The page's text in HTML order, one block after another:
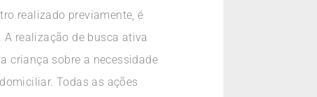
realizado previamente, é
realização de busca ativa
criança sobre a necessidade
Todas as ações